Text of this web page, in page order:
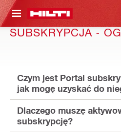
GŁÓWNEJ
SUBSKRYPCJA -
Czym jest Portal
jak mogę uzyskać do
Dlaczego muszę
subskrypcję?